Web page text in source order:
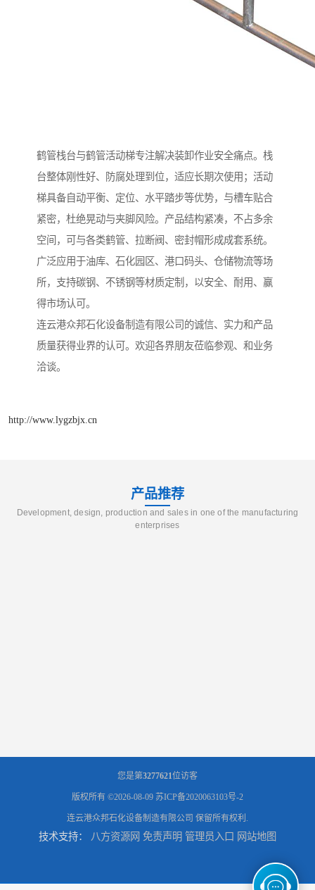
鹤管栈台与鹤管活动梯专注解决装卸作业安全痛点。栈
台整体刚性好、防腐处理到位，适应长期次使用；活动
梯具备自动平衡、定位、水平踏步等优势，与槽车贴合
紧密，杜绝晃动与夹脚风险。产品结构紧凑，不占多余
空间，可与各类鹤管、拉断阀、密封帽形成成套系统。
广泛应用于油库、石化园区、港口码头、仓储物流等场
所，支持碳钢、不锈钢等材质定制，以安全、耐用、赢
得市场认可。
连云港众邦石化设备制造有限公司的诚信、实力和产品
质量获得业界的认可。欢迎各界朋友莅临参观、和业务
洽谈。
http://www.lygzbjx.cn
产品推荐
Development, design, production and sales in one of the manufacturing
enterprises
您是第3277621位访客
版权所有 ©2026-08-09 苏ICP备2020063103号-2
连云港众邦石化设备制造有限公司 保留所有权利.
技术支持： 八方资源网 免责声明 管理员入口 网站地图